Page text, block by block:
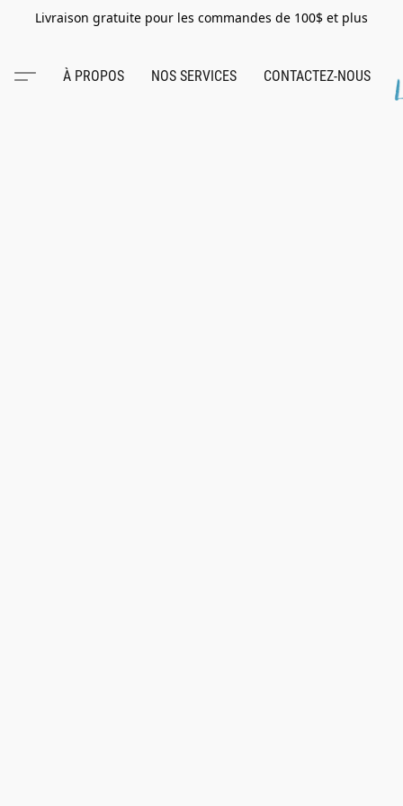
Livraison gratuite pour les commandes de 100$ et plus
À PROPOS NOS SERVICES CONTACTEZ-NOUS